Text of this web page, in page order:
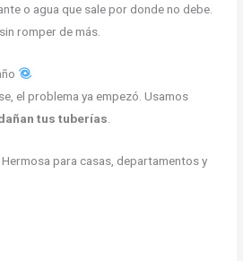
o agua que sale por donde no debe.
romper de más.
el problema ya empezó. Usamos
tus tuberías
para casas, departamentos y